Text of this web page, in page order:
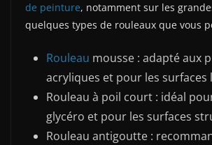
de peinture, notamment sur les
quelques types de rouleaux que vous
Rouleau mousse : adapté aux
acryliques et pour les surfaces
Rouleau à poil court : idéal
glycéro et pour les surfaces
Rouleau antigoutte :